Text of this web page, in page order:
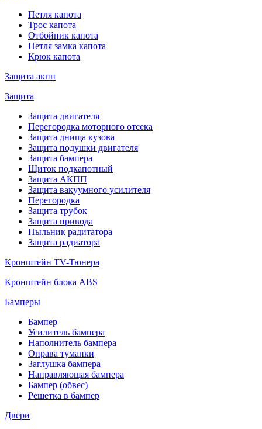
Петля капота
Трос капота
Отбойник капота
Петля замка капота
Крюк капота
Защита акпп
Защита
Защита двигателя
Перегородка моторного отсека
Защита днища кузова
Защита подушки двигателя
Защита бампера
Щиток подкапотный
Защита АКПП
Защита вакуумного усилителя
Перегородка
Защита трубок
Защита привода
Пыльник радитатора
Защита радиатора
Кронштейн TV-Тюнера
Кронштейн блока ABS
Бамперы
Бампер
Усилитель бампера
Наполнитель бампера
Оправа туманки
Заглушка бампера
Направляющая бампера
Бампер (обвес)
Решетка в бампер
Двери